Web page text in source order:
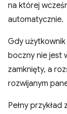
na której
automatycznie.
Gdy
boczny nie jest
zamknięty, a
rozwijanym
Pełny przykład